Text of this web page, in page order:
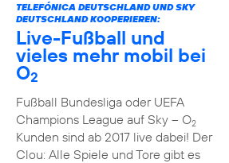
TELEFÓNICA DEUTSCHLAND UND SKY
DEUTSCHLAND KOOPERIEREN:
Live-Fußball und
vieles mehr mobil bei
O2
Fußball Bundesliga oder UEFA
Champions League auf Sky – O2
Kunden sind ab 2017 live dabei! Der
Clou: Alle Spiele und Tore gibt es